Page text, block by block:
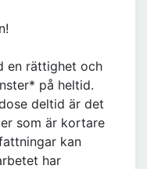
en rättighet och
på heltid.
deltid är det
som är kortare
kan
har